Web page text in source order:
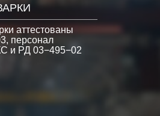
аттестованы
персонал
и РД 03−495−02